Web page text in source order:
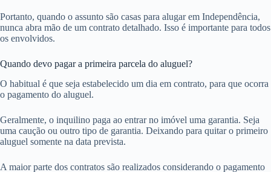
Portanto, quando o assunto são casas para alugar em Independência,
nunca abra mão de um contrato detalhado. Isso é importante para todos
os envolvidos.
Quando devo pagar a primeira parcela do aluguel?
O habitual é que seja estabelecido um dia em contrato, para que ocorra
o pagamento do aluguel.
Geralmente, o inquilino paga ao entrar no imóvel uma garantia. Seja
uma caução ou outro tipo de garantia. Deixando para quitar o primeiro
aluguel somente na data prevista.
A maior parte dos contratos são realizados considerando o pagamento